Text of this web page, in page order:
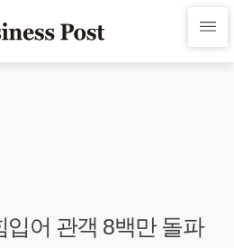
어 관객 8백만 돌파